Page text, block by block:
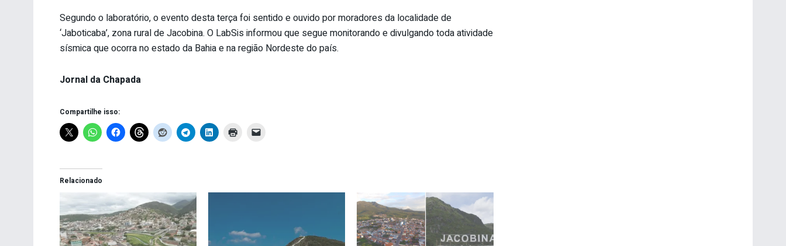
Segundo o laboratório, o evento desta terça foi sentido e ouvido por moradores da localidade de
‘Jaboticaba’, zona rural de Jacobina. O LabSis informou que segue monitorando e divulgando toda atividade
sísmica que ocorra no estado da Bahia e na região Nordeste do país.
Jornal da Chapada
Compartilhe isso:
Relacionado